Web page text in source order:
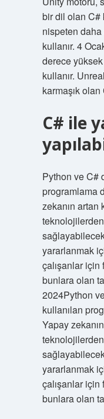
bir dil olan C#
nispeten daha
kullanır. 4
derece
kullanır.
karmaşık olan
C# ile
Python ve C#
programlama
zekanın artan
yararlanmak
çalışanlar için
bunlara olan
2024Python
kullanılan
Yapay
yararlanmak
çalışanlar için
bunlara olan